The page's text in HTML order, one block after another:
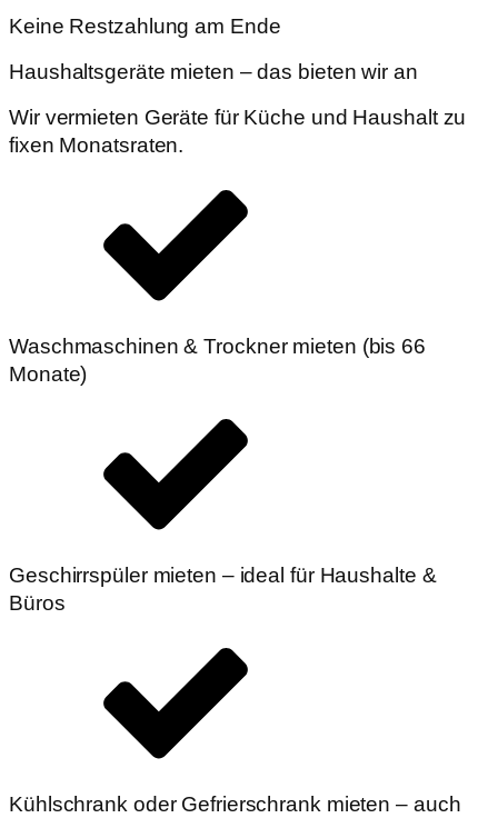
Keine Restzahlung am Ende
Haushaltsgeräte mieten – das bieten wir an
Wir vermieten Geräte für Küche und Haushalt zu
fixen Monatsraten.
Waschmaschinen & Trockner mieten (bis 66
Monate)
Geschirrspüler mieten – ideal für Haushalte &
Büros
Kühlschrank oder Gefrierschrank mieten – auch